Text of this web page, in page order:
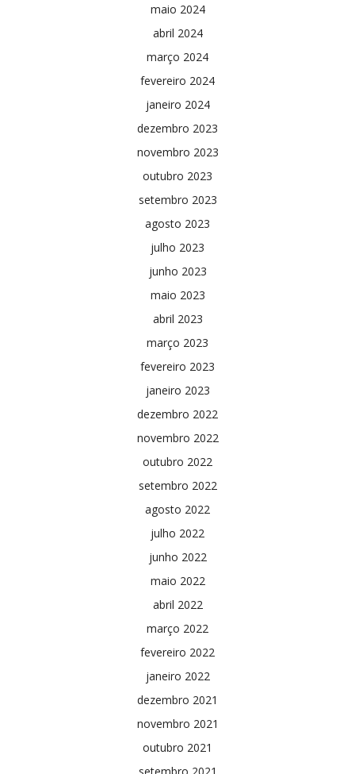
maio 2024
abril 2024
março 2024
fevereiro 2024
janeiro 2024
dezembro 2023
novembro 2023
outubro 2023
setembro 2023
agosto 2023
julho 2023
junho 2023
maio 2023
abril 2023
março 2023
fevereiro 2023
janeiro 2023
dezembro 2022
novembro 2022
outubro 2022
setembro 2022
agosto 2022
julho 2022
junho 2022
maio 2022
abril 2022
março 2022
fevereiro 2022
janeiro 2022
dezembro 2021
novembro 2021
outubro 2021